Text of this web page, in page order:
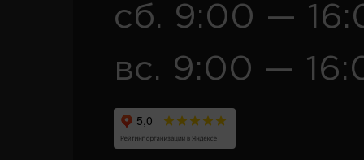
сб. 9:00 —
вс. 9:00 —